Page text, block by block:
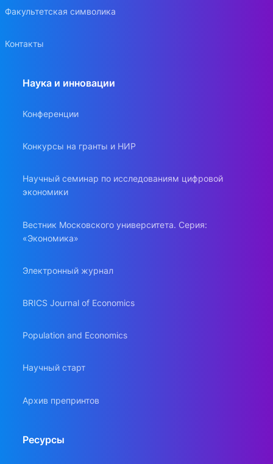
Факультетская символика
Контакты
Наука и инновации
Конференции
Конкурсы на гранты и НИР
Научный семинар по исследованиям цифровой
экономики
Вестник Московского университета. Серия:
«Экономика»
Электронный журнал
BRICS Journal of Economics
Population and Economics
Научный старт
Архив препринтов
Ресурсы